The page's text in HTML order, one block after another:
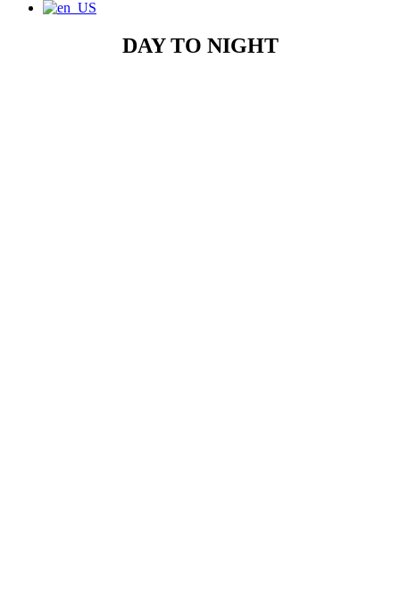
DAY TO NIGHT